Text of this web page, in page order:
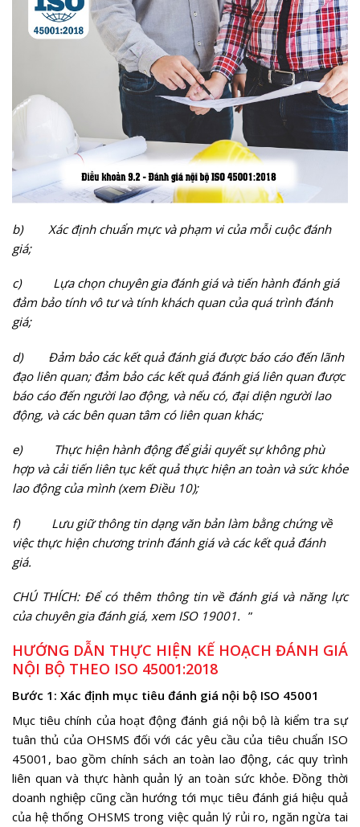
b)
Xác định chuẩn mực và phạm vi của mỗi cuộc đánh
giá;
c)
Lựa chọn chuyên gia đánh giá và tiến hành đánh giá
đảm bảo tính vô tư và tính khách quan của quá trình đánh
giá;
d)
Đảm bảo các kết quả đánh giá được báo cáo đến lãnh
đạo liên quan; đảm bảo các kết quả đánh giá liên quan được
báo cáo đến người lao động, và nếu có, đại diện người lao
động, và các bên quan tâm có liên quan khác;
e)
Thực hiện hành động để giải quyết sự không phù
hợp và cải tiến liên tục kết quả thực hiện an toàn và sức khỏe
lao động của mình (xem Điều 10);
f)
Lưu giữ thông tin dạng văn bản làm bằng chứng về
việc thực hiện chương trinh đánh giá và các kết quả đánh
giá.
CHÚ THÍCH: Để có thêm thông tin về đánh giá và năng lực
của chuyên gia đánh giá, xem ISO 19001. ”
HƯỚNG DẪN THỰC HIỆN KẾ HOẠCH ĐÁNH GIÁ
NỘI BỘ THEO ISO 45001:2018
Bước 1: Xác định mục tiêu đánh giá nội bộ ISO 45001
Mục tiêu chính của hoạt động đánh giá nội bộ là kiểm tra sự
tuân thủ của OHSMS đối với các yêu cầu của tiêu chuẩn ISO
45001, bao gồm chính sách an toàn lao động, các quy trình
liên quan và thực hành quản lý an toàn sức khỏe. Đồng thời
doanh nghiệp cũng cần hướng tới mục tiêu đánh giá hiệu quả
của hệ thống OHSMS trong việc quản lý rủi ro, ngăn ngừa tai